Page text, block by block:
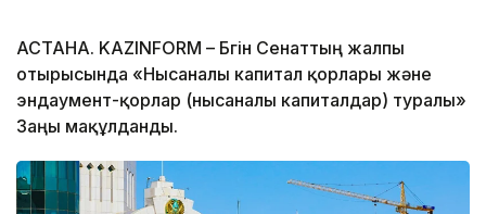
АСТАНА. KAZINFORM – Бүгін Сенаттың жалпы
отырысында «Нысаналы капитал қорлары және
эндаумент-қорлар (нысаналы капиталдар) туралы»
Заңы мақұлданды.